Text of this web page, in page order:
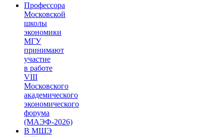
Профессора
Московской
школы
экономики
МГУ
принимают
участие
в работе
VIII
Московского
академического
экономического
форума
(МАЭФ-2026)
В МШЭ